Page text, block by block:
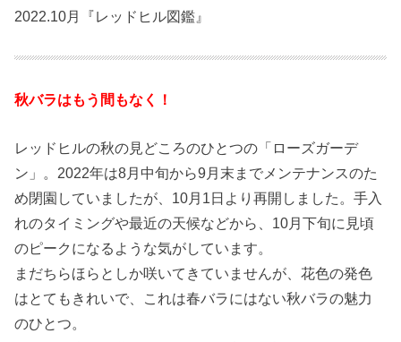
2022.10月『レッドヒル図鑑』
秋バラはもう間もなく！
レッドヒルの秋の見どころのひとつの「ローズガーデ
ン」。2022年は8月中旬から9月末までメンテナンスのた
め閉園していましたが、10月1日より再開しました。手入
れのタイミングや最近の天候などから、10月下旬に見頃
のピークになるような気がしています。
まだちらほらとしか咲いてきていませんが、花色の発色
はとてもきれいで、これは春バラにはない秋バラの魅力
のひとつ。